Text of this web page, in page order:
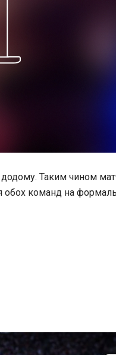
додому. Таким чином
команд на